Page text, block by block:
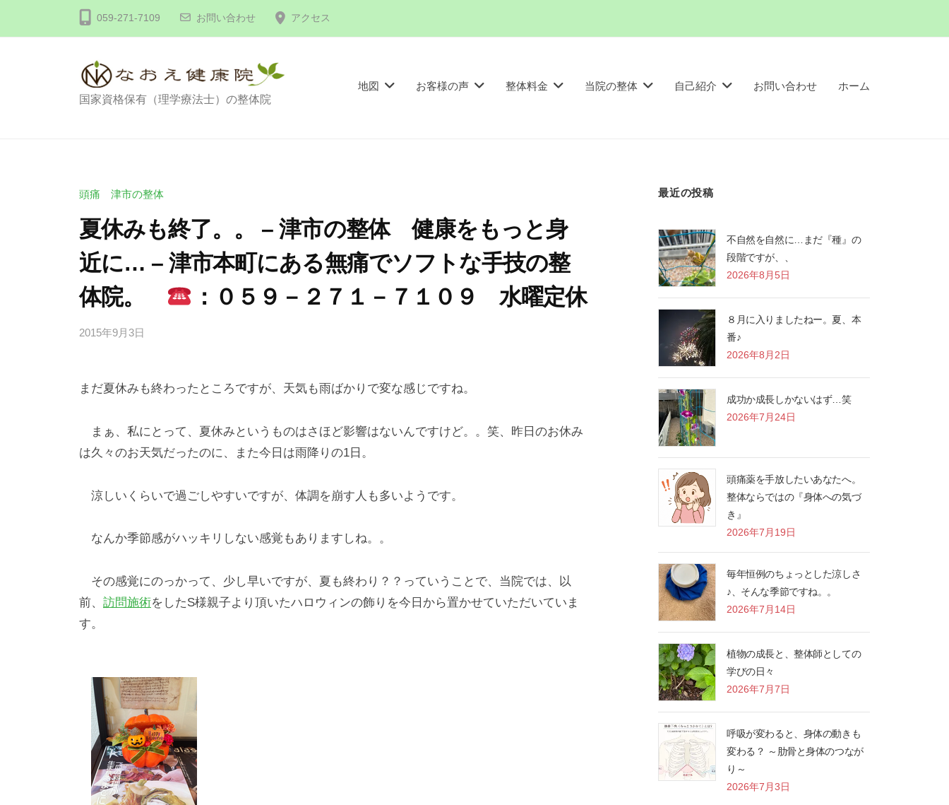
059-271-7109 お問い合わせ アクセス
整
え
健
康
院
国家資格保有（理学療法士）の整体院
地図 お客様の声 整体料金 当院の整体 自己紹介 お問い合わせ ホーム
頭痛 津市の整体
夏休みも終了。。 – 津市の整体 健康をもっと身
近に… – 津市本町にある無痛でソフトな手技の整
体院。
：０５９－２７１－７１０９ 水曜定休
2015年9月3日
e
k
@
i
e
j
p
の
メ
ン
まだ夏休みも終わったところですが、天気も雨ばかりで変な感じですね。
まぁ、私にとって、夏休みというものはさほど影響はないんですけど。。笑、昨日のお休み
は久々のお天気だったのに、また今日は雨降りの1日。
涼しいくらいで過ごしやすいですが、体調を崩す人も多いようです。
なんか季節感がハッキリしない感覚もありますしね。。
その感覚にのっかって、少し早いですが、夏も終わり？？っていうことで、当院では、以
前、 訪問施術をしたS様親子より頂いたハロウィンの飾りを今日から置かせていただいていま
す。
最近の投稿
不自然を自然に…まだ『種』の
段階ですが、、
2026年8月5日
８月に入りましたねー。夏、本
番♪
2026年8月2日
成功か成長しかないはず…笑
2026年7月24日
頭痛薬を手放したいあなたへ。
整体ならではの『身体への気づ
き』
2026年7月19日
毎年恒例のちょっとした涼しさ
♪、そんな季節ですね。。
2026年7月14日
植物の成長と、整体師としての
学びの日々
2026年7月7日
呼吸が変わると、身体の動きも
変わる？ ～肋骨と身体のつなが
り～
2026年7月3日
体
な
え
健